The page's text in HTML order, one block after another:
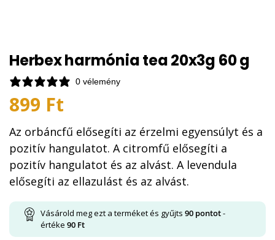
Herbex harmónia tea 20x3g 60 g
0 vélemény
899 Ft
Az orbáncfű elősegíti az érzelmi egyensúlyt és a
pozitív hangulatot. A citromfű elősegíti a
pozitív hangulatot és az alvást. A levendula
elősegíti az ellazulást és az alvást.
Vásárold meg ezt a terméket és gyűjts 90 pontot-
értéke 90 Ft